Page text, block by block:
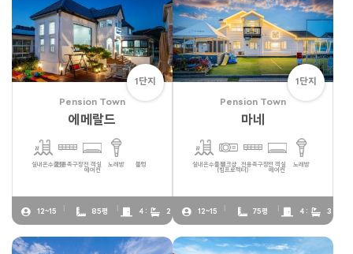
1단지
Pension Town
에메랄드
실내온수풀장전용족구장전 객실
에어컨
노래방 불멍
12~15 85평 4 : 2
1단지
Pension Town
마네
실내온수풀장워크샵
(빔프로젝터)
전용족구장전 객실
에어컨
노래방
12~15 75평 4 : 3